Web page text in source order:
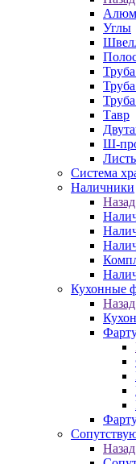
Углы
Тавр
Ш-
Система
Наличники
Назад
Кухонные
Назад
Назад